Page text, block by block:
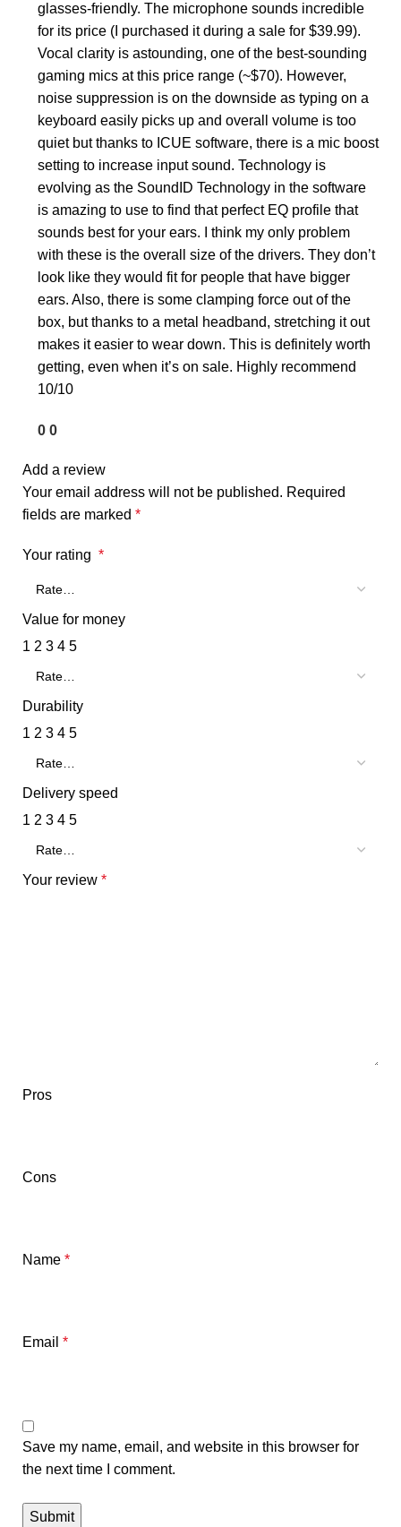
glasses-friendly. The microphone sounds incredible
for its price (I purchased it during a sale for $39.99).
Vocal clarity is astounding, one of the best-sounding
gaming mics at this price range (~$70). However,
noise suppression is on the downside as typing on a
keyboard easily picks up and overall volume is too
quiet but thanks to ICUE software, there is a mic boost
setting to increase input sound. Technology is
evolving as the SoundID Technology in the software
is amazing to use to find that perfect EQ profile that
sounds best for your ears. I think my only problem
with these is the overall size of the drivers. They don’t
look like they would fit for people that have bigger
ears. Also, there is some clamping force out of the
box, but thanks to a metal headband, stretching it out
makes it easier to wear down. This is definitely worth
getting, even when it’s on sale. Highly recommend
10/10
0 0
Add a review
Your email address will not be published. Required
fields are marked *
Your rating *
Value for money
1 2 3 4 5
Durability
1 2 3 4 5
Delivery speed
1 2 3 4 5
Your review *
Pros
Cons
Name *
Email *
Save my name, email, and website in this browser for
the next time I comment.